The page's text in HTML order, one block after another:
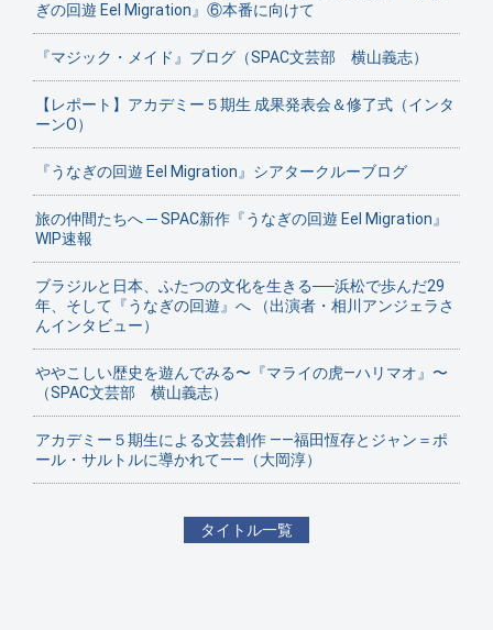
ぎの回遊 Eel Migration』⑥本番に向けて
『マジック・メイド』ブログ（SPAC文芸部 横山義志）
【レポート】アカデミー５期生 成果発表会＆修了式（インタ
ーンO）
『うなぎの回遊 Eel Migration』シアタークルーブログ
旅の仲間たちへ ─ SPAC新作『うなぎの回遊 Eel Migration』
WIP速報
ブラジルと日本、ふたつの文化を生きる──浜松で歩んだ29
年、そして『うなぎの回遊』へ （出演者・相川アンジェラさ
んインタビュー）
ややこしい歴史を遊んでみる〜『マライの虎—ハリマオ』〜
（SPAC文芸部 横山義志）
アカデミー５期生による文芸創作 ——福田恆存とジャン＝ポ
ール・サルトルに導かれて——（大岡淳）
タイトル一覧